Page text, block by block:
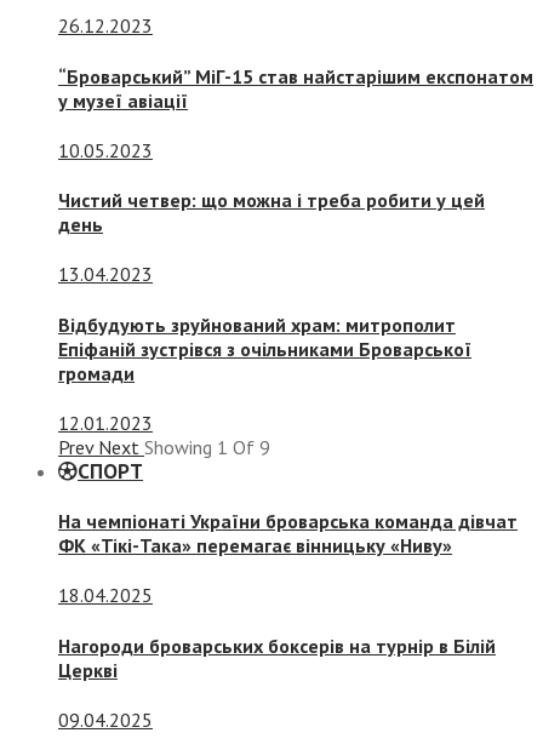
26.12.2023
“Броварський” МіГ-15 став найстарішим експонатом
у музеї авіації
10.05.2023
Чистий четвер: що можна і треба робити у цей
день
13.04.2023
Відбудують зруйнований храм: митрополит
Епіфаній зустрівся з очільниками Броварської
громади
12.01.2023
Prev Next Showing 1 Of 9
СПОРТ
На чемпіонаті України броварська команда дівчат
ФК «Тікі-Така» перемагає вінницьку «Ниву»
18.04.2025
Нагороди броварських боксерів на турнір в Білій
Церкві
09.04.2025